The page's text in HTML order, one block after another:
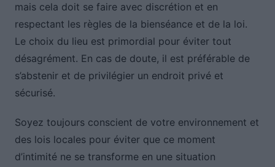
mais cela doit se faire avec discrétion et en
respectant les règles de la bienséance et de la loi.
Le choix du lieu est primordial pour éviter tout
désagrément. En cas de doute, il est préférable de
s’abstenir et de privilégier un endroit privé et
sécurisé.
Soyez toujours conscient de votre environnement et
des lois locales pour éviter que ce moment
d’intimité ne se transforme en une situation